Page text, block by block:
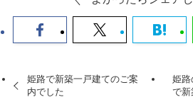
姫路で新築一戸建てのご案
内でした
姫路
で新